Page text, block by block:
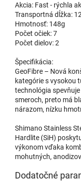
Akcia: Fast - rýchla
Transportná dĺžka:
Hmotnosť: 148g
Počet očiek: 7
Počet dielov: 2
Špecifikácia:
GeoFibre – Nová
kategórie s vysokou
technológia
smeroch, preto má
nárazom, nízku
Shimano Stainless
Hardlite (SiH)
výkonom vďaka
mohutných,
Dodatočné